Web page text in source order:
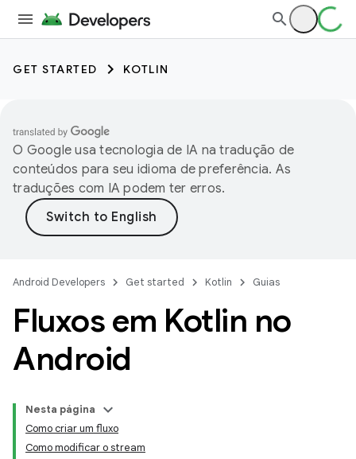
GET STARTED KOTLIN
O Google usa tecnologia de IA na tradução de
conteúdos para seu idioma de preferência. As
traduções com IA podem ter erros.
Android Developers Get started Kotlin Guias
Fluxos em Kotlin no
Android
Nesta página
Como criar um fluxo
Como modificar o stream